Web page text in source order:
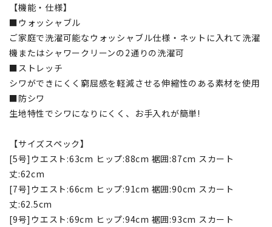
【機能・仕様】
■ウォッシャブル
ご家庭で洗濯可能なウォッシャブル仕様・ネットに入れて洗濯
機またはシャワークリーンの2通りの洗濯可
■ストレッチ
シワができにくく窮屈感を軽減させる伸縮性のある素材を使用
■防シワ
生地特性でシワになりにくく、お手入れが簡単!
【サイズスペック】
[5号]ウエスト:63cm ヒップ:88cm 裾囲:87cm スカート
丈:62cm
[7号]ウエスト:66cm ヒップ:91cm 裾囲:90cm スカート
丈:62.5cm
[9号]ウエスト:69cm ヒップ:94cm 裾囲:93cm スカート